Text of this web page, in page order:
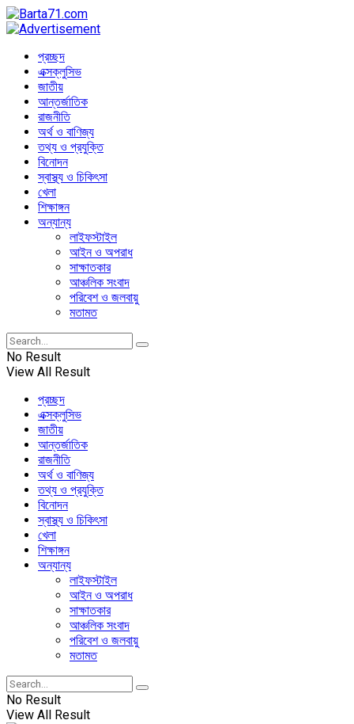
প্রচ্ছদ
এক্সক্লুসিভ
জাতীয়
আন্তর্জাতিক
রাজনীতি
অর্থ ও বাণিজ্য
তথ্য ও প্রযুক্তি
বিনোদন
স্বাস্থ্য ও চিকিৎসা
খেলা
শিক্ষাঙ্গন
অন্যান্য
লাইফস্টাইল
আইন ও অপরাধ
সাক্ষাতকার
আঞ্চলিক সংবাদ
পরিবেশ ও জলবায়ু
মতামত
No Result
View All Result
প্রচ্ছদ
এক্সক্লুসিভ
জাতীয়
আন্তর্জাতিক
রাজনীতি
অর্থ ও বাণিজ্য
তথ্য ও প্রযুক্তি
বিনোদন
স্বাস্থ্য ও চিকিৎসা
খেলা
শিক্ষাঙ্গন
অন্যান্য
লাইফস্টাইল
আইন ও অপরাধ
সাক্ষাতকার
আঞ্চলিক সংবাদ
পরিবেশ ও জলবায়ু
মতামত
No Result
View All Result